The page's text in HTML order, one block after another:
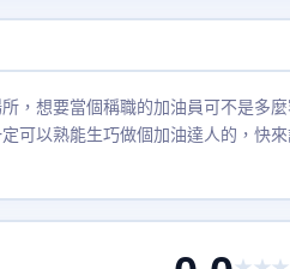
，想要當個稱職的加油員可不是多
可以熟能生巧做個加油達人的，快